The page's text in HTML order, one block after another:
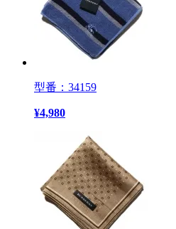
型番：34159
¥4,980